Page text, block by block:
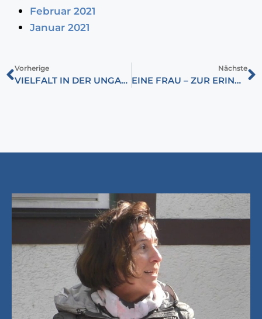
Februar 2021
Januar 2021
Vorherige
VIELFALT IN DER UNGARISCHEN INNENPOLITIK
Nächste
EINE FRAU – ZUR ERINNERUNG AN PÉTER ESTERHÁZY (1950-2016)